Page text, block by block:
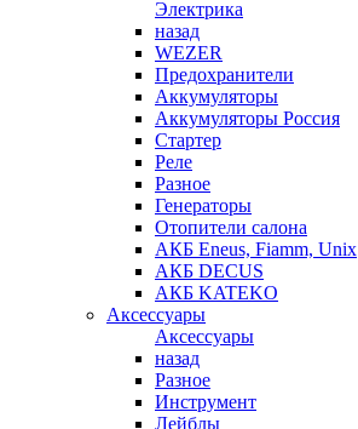
Электрика
назад
WEZER
Предохранители
Аккумуляторы
Аккумуляторы Россия
Стартер
Реле
Разное
Генераторы
Отопители салона
АКБ Eneus, Fiamm, Unix
АКБ DECUS
АКБ KATEKO
Аксессуары
Аксессуары
назад
Разное
Инструмент
Лейблы